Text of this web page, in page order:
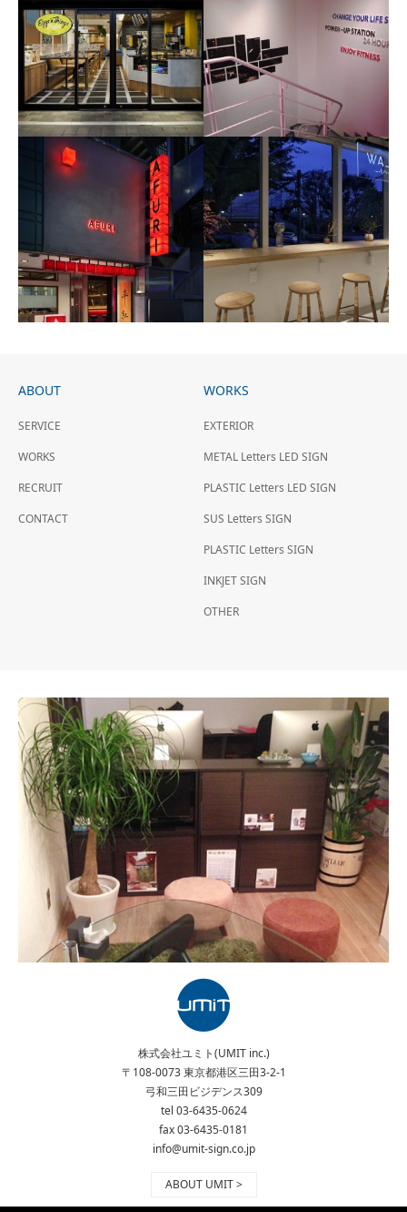
eggsn_things_shinurayasu グラフィックサイン
からくれない dlaw_shibuya
ABOUT
SERVICE
WORKS
RECRUIT
CONTACT
WORKS
EXTERIOR
METAL Letters LED SIGN
PLASTIC Letters LED SIGN
SUS Letters SIGN
PLASTIC Letters SIGN
INKJET SIGN
OTHER
株式会社ユミト(UMIT inc.)
〒108-0073 東京都港区三田3-2-1
弓和三田ビジデンス309
tel 03-6435-0624
fax 03-6435-0181
info@umit-sign.co.jp
ABOUT UMIT >